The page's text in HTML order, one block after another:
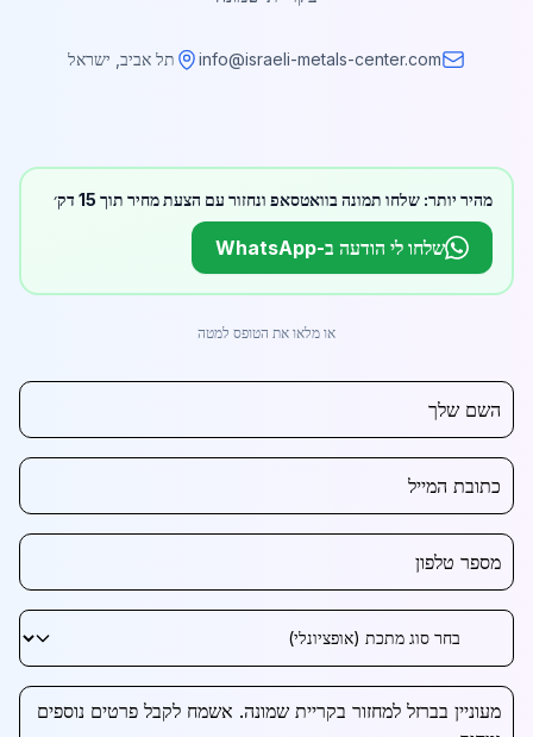
info@israeli-metals-center.com תל אביב, ישראל
מהיר יותר: שלחו תמונה בוואטסאפ ונחזור עם הצעת מחיר תוך 15 דק׳
שלחו לי הודעה ב-WhatsApp
או מלאו את הטופס למטה